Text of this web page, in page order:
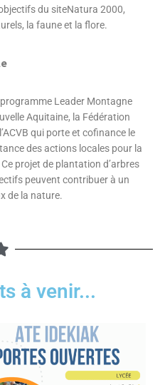
du siteNatura 2000,
la faune et la flore.
Leader Montagne
Aquitaine, la Fédération
qui porte et cofinance le
des actions locales pour la
projet de plantation d’arbres
peuvent contribuer à un
de la nature.
à venir...